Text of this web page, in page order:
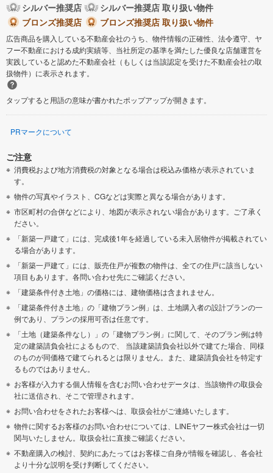
シルバー推奨店
シルバー推奨店 取り扱い物件
ブロンズ推奨店
ブロンズ推奨店 取り扱い物件
広告商品を購入している不動産会社のうち、物件情報の正確性、法令遵守、ヤ
フー不動産における成約実績等、当社所定の基準を満たした優良な店舗運営を
実践していると認めた不動産会社（もしくは当該認定を受けた不動産会社の取
扱物件）に表示されます。
タップすると用語の意味が書かれたポップアップが開きます。
PRマークについて
ご注意
消費税および地方消費税の対象となる場合は税込み価格が表示されていま
す。
物件の写真やイラスト、CGなどは実際と異なる場合があります。
市区町村の合併などにより、地図が表示されない場合があります。ご了承く
ださい。
「新築一戸建て」には、完成後1年を経過している未入居物件が掲載されてい
る場合があります。
「新築一戸建て」には、販売住戸が複数の物件は、全ての住戸に該当しない
項目もあります。各問い合わせ先にご確認ください。
「建築条件付き土地」の価格には、建物価格は含まれません。
「建築条件付き土地」の「建物プラン例」は、土地購入者の設計プランの一
例であり、プランの採用可否は任意です。
「土地（建築条件なし）」の「建物プラン例」に関して、そのプラン例は特
定の建築請負会社によるもので、 当該建築請負会社以外で建てた場合、同様
のものが同価格で建てられるとは限りません。また、建築請負会社を特定す
るものではありません。
お客様が入力する個人情報を含むお問い合わせデータは、当該物件の取扱会
社に送信され、そこで管理されます。
お問い合わせをされたお客様へは、取扱会社がご連絡いたします。
物件に関するお客様のお問い合わせについては、LINEヤフー株式会社は一切
関与いたしません。取扱会社に直接ご確認ください。
不動産購入の検討、契約にあたってはお客様ご自身が情報を確認し、各会社
より十分な説明を受け判断してください。